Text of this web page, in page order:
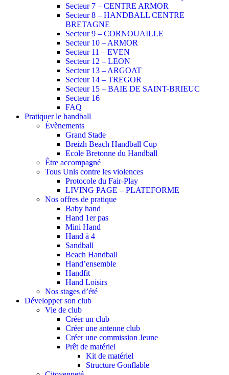
Secteur 7 – CENTRE ARMOR
Secteur 8 – HANDBALL CENTRE
BRETAGNE
Secteur 9 – CORNOUAILLE
Secteur 10 – ARMOR
Secteur 11 – EVEN
Secteur 12 – LEON
Secteur 13 – ARGOAT
Secteur 14 – TREGOR
Secteur 15 – BAIE DE SAINT-BRIEUC
Secteur 16
FAQ
Pratiquer le handball
Évènements
Grand Stade
Breizh Beach Handball Cup
Ecole Bretonne du Handball
Être accompagné
Tous Unis contre les violences
Protocole du Fair-Play
LIVING PAGE – PLATEFORME
Nos offres de pratique
Baby hand
Hand 1er pas
Mini Hand
Hand à 4
Sandball
Beach Handball
Hand’ensemble
Handfit
Hand Loisirs
Nos stages d’été
Développer son club
Vie de club
Créer un club
Créer une antenne club
Créer une commission Jeune
Prêt de matériel
Kit de matériel
Structure Gonflable